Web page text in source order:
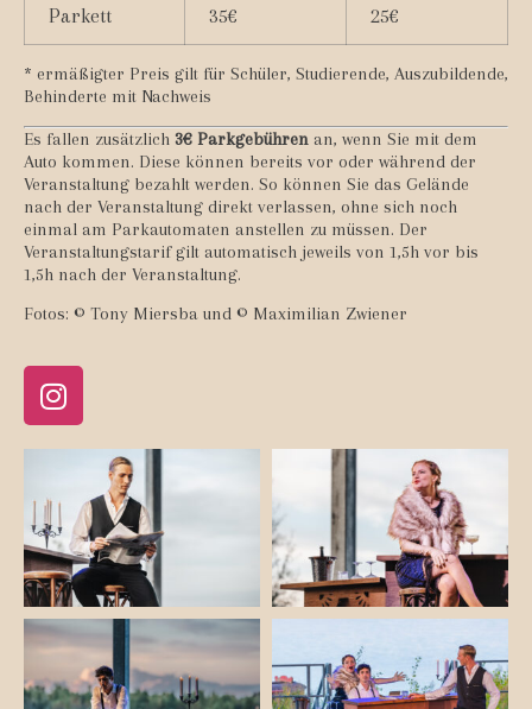
Parkett 35€ 25€
* ermäßigter Preis gilt für Schüler, Studierende, Auszubildende,
Behinderte mit Nachweis
Es fallen zusätzlich 3€ Parkgebühren an, wenn Sie mit dem
Auto kommen. Diese können bereits vor oder während der
Veranstaltung bezahlt werden. So können Sie das Gelände
nach der Veranstaltung direkt verlassen, ohne sich noch
einmal am Parkautomaten anstellen zu müssen. Der
Veranstaltungstarif gilt automatisch jeweils von 1,5h vor bis
1,5h nach der Veranstaltung.
Fotos: © Tony Miersba und © Maximilian Zwiener